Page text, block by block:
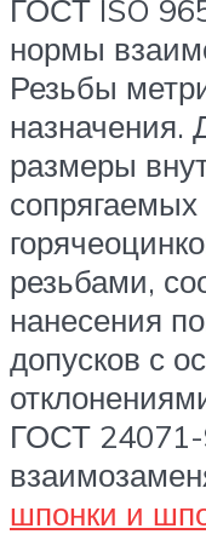
ГОСТ ISO
нормы
Резьбы
назначения.
размеры
сопрягаемых
резьбами,
нанесения
допусков с
ГОСТ
шпонки и